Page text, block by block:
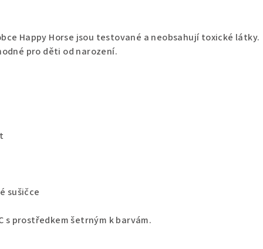
Happy Horse jsou testované a neobsahují toxické látky.
pro děti od narození.
sušičce
s prostředkem šetrným k barvám.